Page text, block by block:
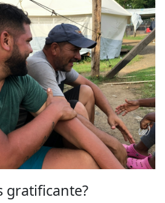
gratificante?